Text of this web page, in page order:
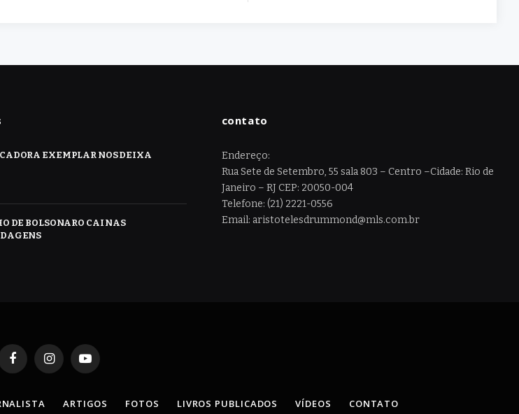
EXEMPLAR NOS DEIXA
DE BOLSONARO CAI NAS
contato
Endereço:
Rua Sete de Setembro, 55 sala 803 – Centro –Cidade: Rio de
Janeiro – RJ CEP: 20050-004
Telefone: (21) 2221-0556
Email: aristotelesdrummond@mls.com.br
FacebookInstagramYouTube
ARTIGOS FOTOS LIVROS PUBLICADOS VÍDEOS CONTATO